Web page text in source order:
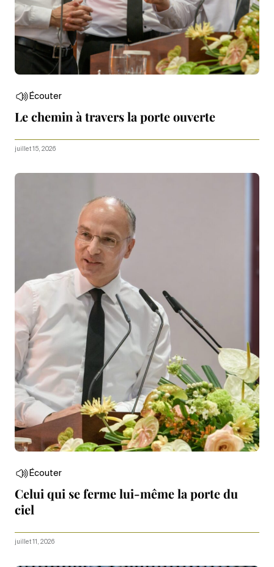
Écouter
Le chemin à travers la porte ouverte
juillet 15, 2026
Écouter
Celui qui se ferme lui-même la porte du
ciel
juillet 11, 2026